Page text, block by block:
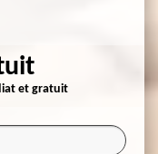
et gratuit